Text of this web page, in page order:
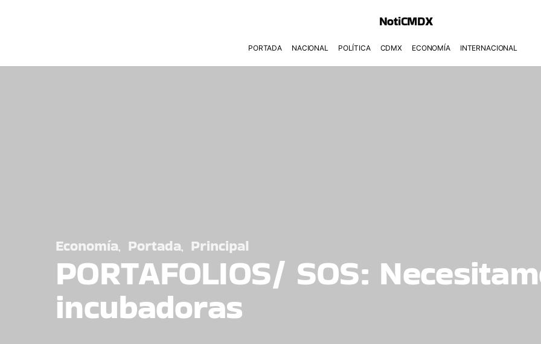
NotiCMDX
PORTADA NACIONAL POLÍTICA CDMX ECONOMÍA INTERNACIONAL
Economía Portada Principal
PORTAFOLIOS/ SOS:
incubadoras